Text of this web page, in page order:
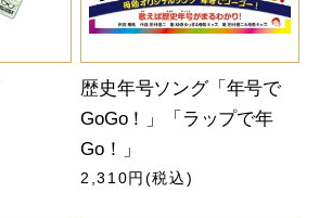
歴史年号ソング「年号で
GoGo！」「ラップで年
Go！」
2,310円(税込)